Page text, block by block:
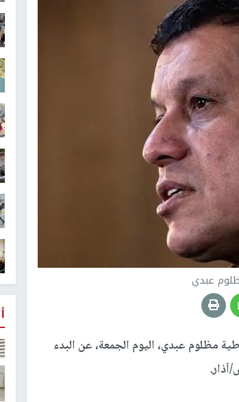
عبدي
مظلوم عبدي، اليوم الجمعة، عن البدء